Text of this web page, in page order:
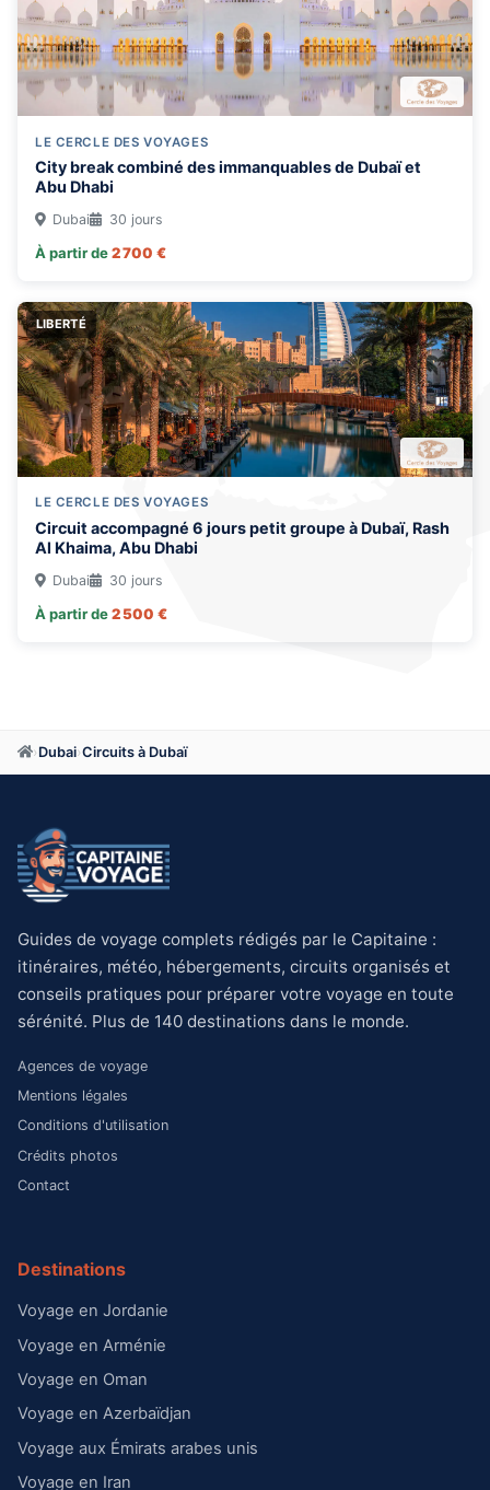
LE CERCLE DES VOYAGES
City break combiné des immanquables de Dubaï et
Abu Dhabi
Dubai 30 jours
À partir de2 700 €
LIBERTÉ
LE CERCLE DES VOYAGES
Circuit accompagné 6 jours petit groupe à Dubaï, Rash
Al Khaima, Abu Dhabi
Dubai 30 jours
À partir de2 500 €
› Dubai›Circuits à Dubaï
Guides de voyage complets rédigés par le Capitaine :
itinéraires, météo, hébergements, circuits organisés et
conseils pratiques pour préparer votre voyage en toute
sérénité. Plus de 140 destinations dans le monde.
Agences de voyage
Mentions légales
Conditions d'utilisation
Crédits photos
Contact
Destinations
Voyage en Jordanie
Voyage en Arménie
Voyage en Oman
Voyage en Azerbaïdjan
Voyage aux Émirats arabes unis
Voyage en Iran